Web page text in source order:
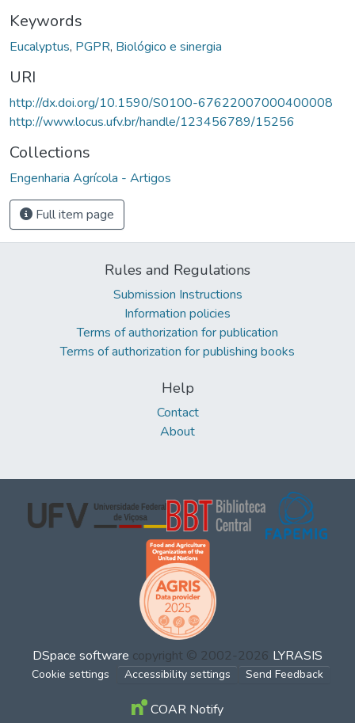
Keywords
Eucalyptus, PGPR, Biológico e sinergia
URI
http://dx.doi.org/10.1590/S0100-67622007000400008
http://www.locus.ufv.br/handle/123456789/15256
Collections
Engenharia Agrícola - Artigos
Full item page
Rules and Regulations
Submission Instructions
Information policies
Terms of authorization for publication
Terms of authorization for publishing books
Help
Contact
About
DSpace software copyright © 2002-2026 LYRASIS
Cookie settings Accessibility settings Send Feedback
COAR Notify